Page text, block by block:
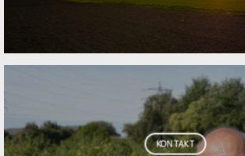
KONTAKT